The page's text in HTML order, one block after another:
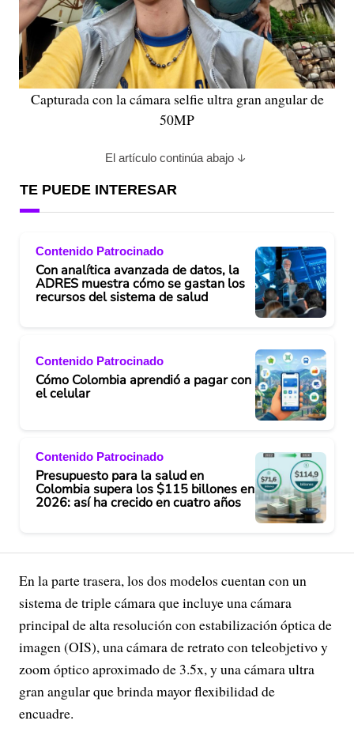
Capturada con la cámara selfie ultra gran angular de
50MP
El artículo continúa abajo
TE PUEDE INTERESAR
Contenido Patrocinado
Con analítica avanzada de datos, la
ADRES muestra cómo se gastan los
recursos del sistema de salud
Contenido Patrocinado
Cómo Colombia aprendió a pagar con
el celular
Contenido Patrocinado
Presupuesto para la salud en
Colombia supera los $115 billones en
2026: así ha crecido en cuatro años
En la parte trasera, los dos modelos cuentan con un
sistema de triple cámara que incluye una cámara
principal de alta resolución con estabilización óptica de
imagen (OIS), una cámara de retrato con teleobjetivo y
zoom óptico aproximado de 3.5x, y una cámara ultra
gran angular que brinda mayor flexibilidad de
encuadre.